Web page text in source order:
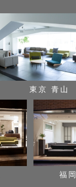
東京 青山
福岡